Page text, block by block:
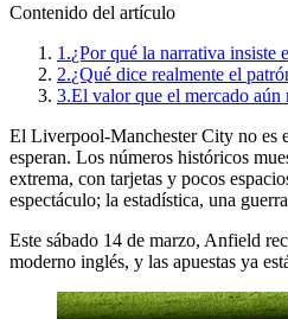
Contenido del artículo
1.¿Por qué la narrativa insiste
2.¿Qué dice realmente el
3.El valor que el mercado aún
El Liverpool-Manchester City no es
esperan. Los números históricos
extrema, con tarjetas y pocos
espectáculo; la estadística, una
Este sábado 14 de marzo, Anfield
moderno inglés, y las apuestas ya